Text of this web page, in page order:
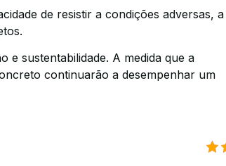
de resistir a condições adversas, a
sustentabilidade. A medida que a
continuarão a desempenhar um